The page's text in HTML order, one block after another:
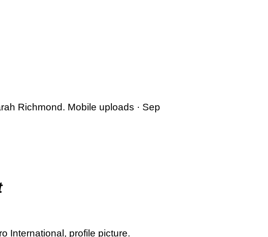
Richmond. Mobile uploads · Sep
International, profile picture.